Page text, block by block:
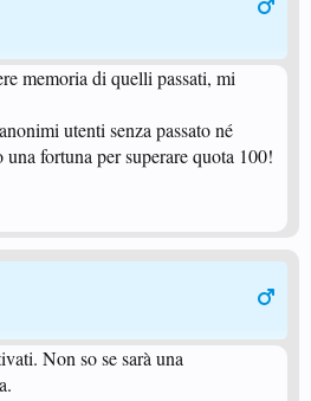
memoria di quelli passati, mi
utenti senza passato né
una fortuna per superare quota 100!
Non so se sarà una